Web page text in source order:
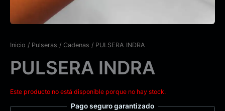
Inicio / Pulseras / Cadenas / PULSERA INDRA
PULSERA INDRA
Este producto no está disponible porque no hay stock.
Pago seguro garantizado